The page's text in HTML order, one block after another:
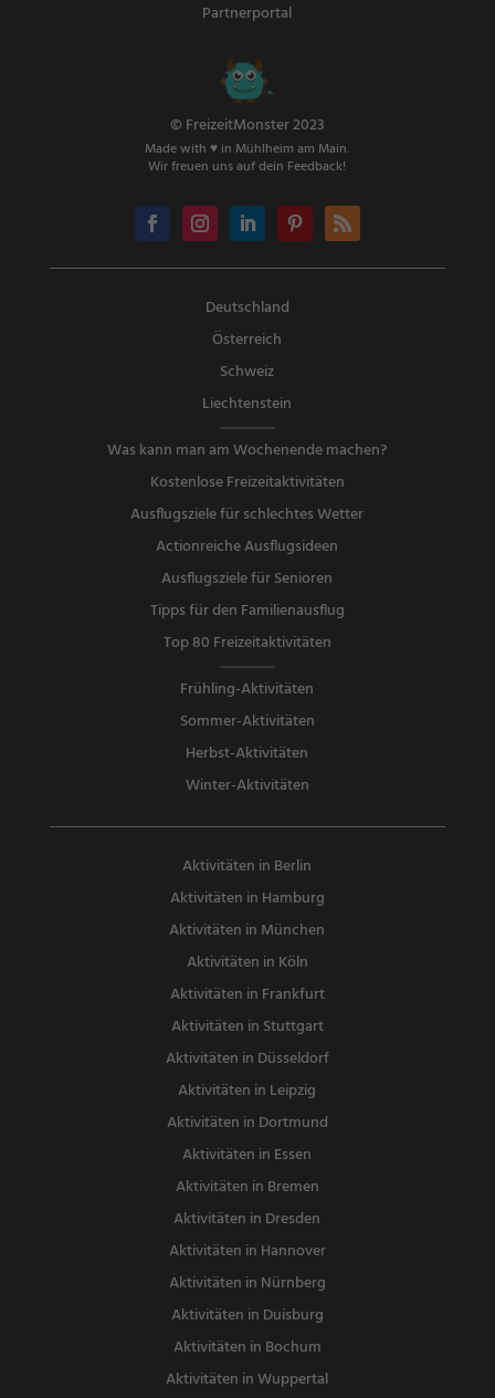
Partnerportal
© FreizeitMonster 2023
Made with ♥ in Mühlheim am Main.
Wir freuen uns auf dein Feedback!
Deutschland
Österreich
Schweiz
Liechtenstein
Was kann man am Wochenende machen?
Kostenlose Freizeitaktivitäten
Ausflugsziele für schlechtes Wetter
Actionreiche Ausflugsideen
Ausflugsziele für Senioren
Tipps für den Familienausflug
Top 80 Freizeitaktivitäten
Frühling-Aktivitäten
Sommer-Aktivitäten
Herbst-Aktivitäten
Winter-Aktivitäten
Aktivitäten in Berlin
Aktivitäten in Hamburg
Aktivitäten in München
Aktivitäten in Köln
Aktivitäten in Frankfurt
Aktivitäten in Stuttgart
Aktivitäten in Düsseldorf
Aktivitäten in Leipzig
Aktivitäten in Dortmund
Aktivitäten in Essen
Aktivitäten in Bremen
Aktivitäten in Dresden
Aktivitäten in Hannover
Aktivitäten in Nürnberg
Aktivitäten in Duisburg
Aktivitäten in Bochum
Aktivitäten in Wuppertal